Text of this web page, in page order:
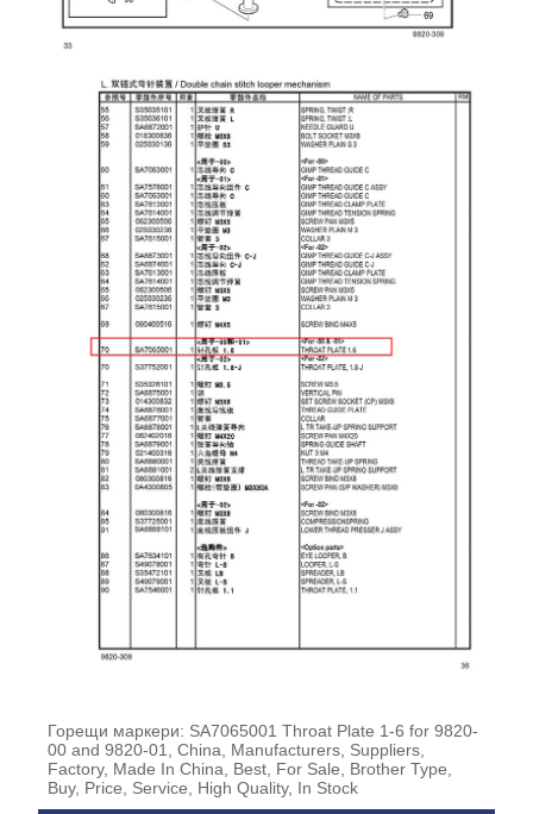
Горещи маркери: SA7065001 Throat Plate 1-6 for 9820-
00 and 9820-01, China, Manufacturers, Suppliers,
Factory, Made In China, Best, For Sale, Brother Type,
Buy, Price, Service, High Quality, In Stock